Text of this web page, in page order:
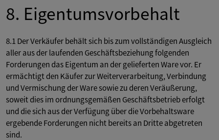
8. Eigentumsvorbehalt
8.1 Der Verkäufer behält sich bis zum vollständigen Ausgleich
aller aus der laufenden Geschäftsbeziehung folgenden
Forderungen das Eigentum an der gelieferten Ware vor. Er
ermächtigt den Käufer zur Weiterverarbeitung, Verbindung
und Vermischung der Ware sowie zu deren Veräußerung,
soweit dies im ordnungsgemäßen Geschäftsbetrieb erfolgt
und die sich aus der Verfügung über die Vorbehaltsware
ergebende Forderungen nicht bereits an Dritte abgetreten
sind.